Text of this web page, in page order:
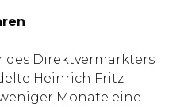
des Direktvermarkters
Heinrich Fritz
Monate eine